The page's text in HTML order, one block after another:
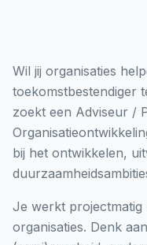
Wil jij organisaties
toekomstbestendiger
zoekt een Adviseur /
bij het ontwikkelen,
Je werkt
organisaties. Denk